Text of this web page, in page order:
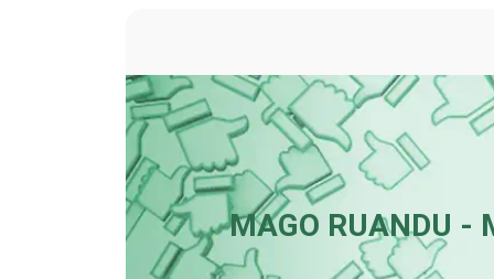
Bordados y Estampados
Cafeterías
Camiones para Fletes
MAGO RUANDU -